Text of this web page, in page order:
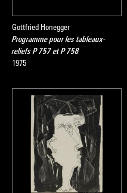
Gottfried Honegger
Programme pour les tableaux-
reliefs P 757 et P 758
1975